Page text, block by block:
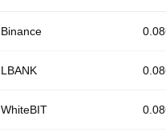
Binance
LBANK
WhiteBIT